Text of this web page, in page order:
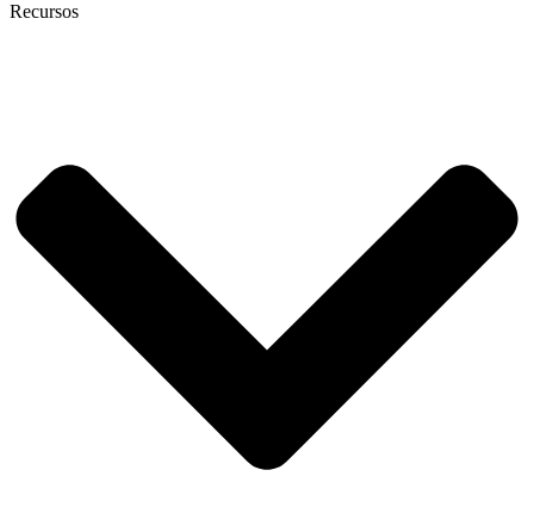
Recursos